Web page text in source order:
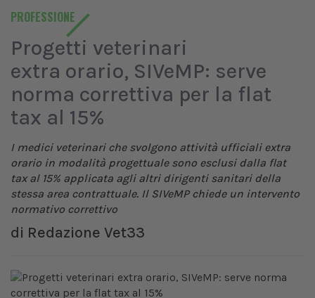
PROFESSIONE
Progetti veterinari
extra orario, SIVeMP: serve
norma correttiva per la flat
tax al 15%
I medici veterinari che svolgono attività ufficiali extra
orario in modalità progettuale sono esclusi dalla flat
tax al 15% applicata agli altri dirigenti sanitari della
stessa area contrattuale. Il SIVeMP chiede un intervento
normativo correttivo
di Redazione Vet33